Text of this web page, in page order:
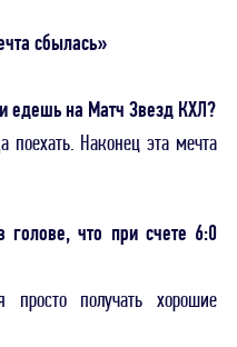
сбылась»
на Матч Звезд КХЛ?
Наконец эта мечта
что при счете 6:0
получать хорошие